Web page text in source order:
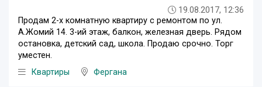
19.08.2017, 12:36
Продам 2-х комнатную квартиру с ремонтом по ул.
А.Жомий 14. 3-ий этаж, балкон, железная дверь. Рядом
остановка, детский сад, школа. Продаю срочно. Торг
уместен.
Квартиры
Фергана